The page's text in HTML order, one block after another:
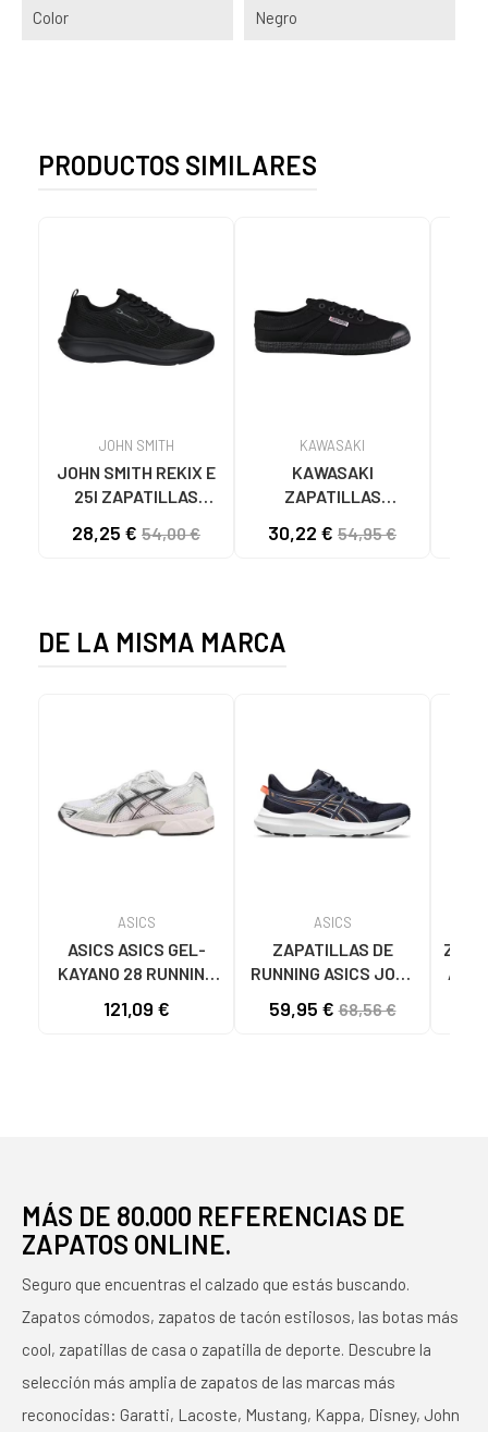
Color Negro
PRODUCTOS SIMILARES
JOHN SMITH
JOHN SMITH REKIX E
25I ZAPATILLAS
NEGRO NEGRO
28,25 € 54,00 €
KAWASAKI
KAWASAKI
ZAPATILLAS
CANVAS K192495
30,22 € 54,95 €
DE LA MISMA MARCA
ASICS
ASICS ASICS GEL-
KAYANO 28 RUNNING
121,09 €
ASICS
ZAPATILLAS DE
RUNNING ASICS JOLT
MARINO Y CORAL NAN
59,95 €68,56 €
MÁS DE 80.000 REFERENCIAS DE
ZAPATOS ONLINE.
Seguro que encuentras el calzado que estás buscando.
Zapatos cómodos, zapatos de tacón estilosos, las botas más
cool, zapatillas de casa o zapatilla de deporte. Descubre la
selección más amplia de zapatos de las marcas más
reconocidas: Garatti, Lacoste, Mustang, Kappa, Disney, John